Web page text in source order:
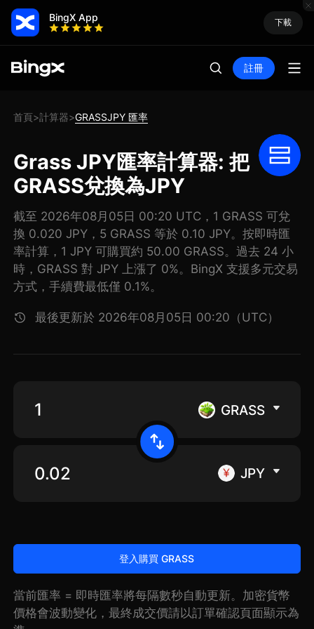
BingX App 下載
註冊
首頁>計算器>GRASSJPY 匯率
Grass JPY匯率計算器: 把
GRASS兌換為JPY
截至 2026年08月05日 00:20 UTC，1 GRASS 可兌
換 0.020 JPY，5 GRASS 等於 0.10 JPY。按即時匯
率計算，1 JPY 可購買約 50.00 GRASS。過去 24 小
時，GRASS 對 JPY 上漲了 0%。BingX 支援多元交易
方式，手續費最低僅 0.1%。
最後更新於 2026年08月05日 00:20（UTC）
GRASS
JPY
登入購買 GRASS
當前匯率 = 即時匯率將每隔數秒自動更新。加密貨幣
價格會波動變化，最終成交價請以訂單確認頁面顯示為